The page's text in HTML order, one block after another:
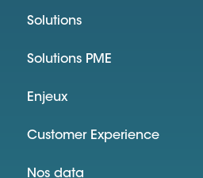
Solutions
Solutions PME
Enjeux
Customer Experience
Nos data